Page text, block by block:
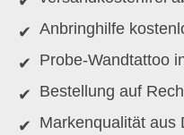
Anbringhilfe
Probe-Wandtattoo
Bestellung auf
Markenqualität aus